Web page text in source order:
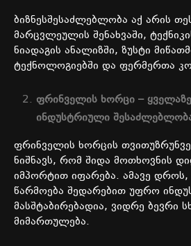
ბიზნესშესაძლებლობა აქ არის
მარცვლეულის შენახვაში,
ნიადაგის ანალიზში, ზუსტი
ტექნოლოგიებში და ფერმერთა
ფრინველის ხორცი – ყველაზე
ინდუსტრიული
ფრინველის ხორცის
ნიშნავს, რომ შიდა მოთხოვნის
იმპორტით იფარება. ამავე დროს,
წარმოება შედარებით უფრო
მასშტაბირებადია, ვიდრე ბევრი
მიმართულება.